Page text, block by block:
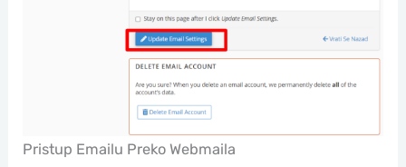
Pristup Emailu Preko Webmaila